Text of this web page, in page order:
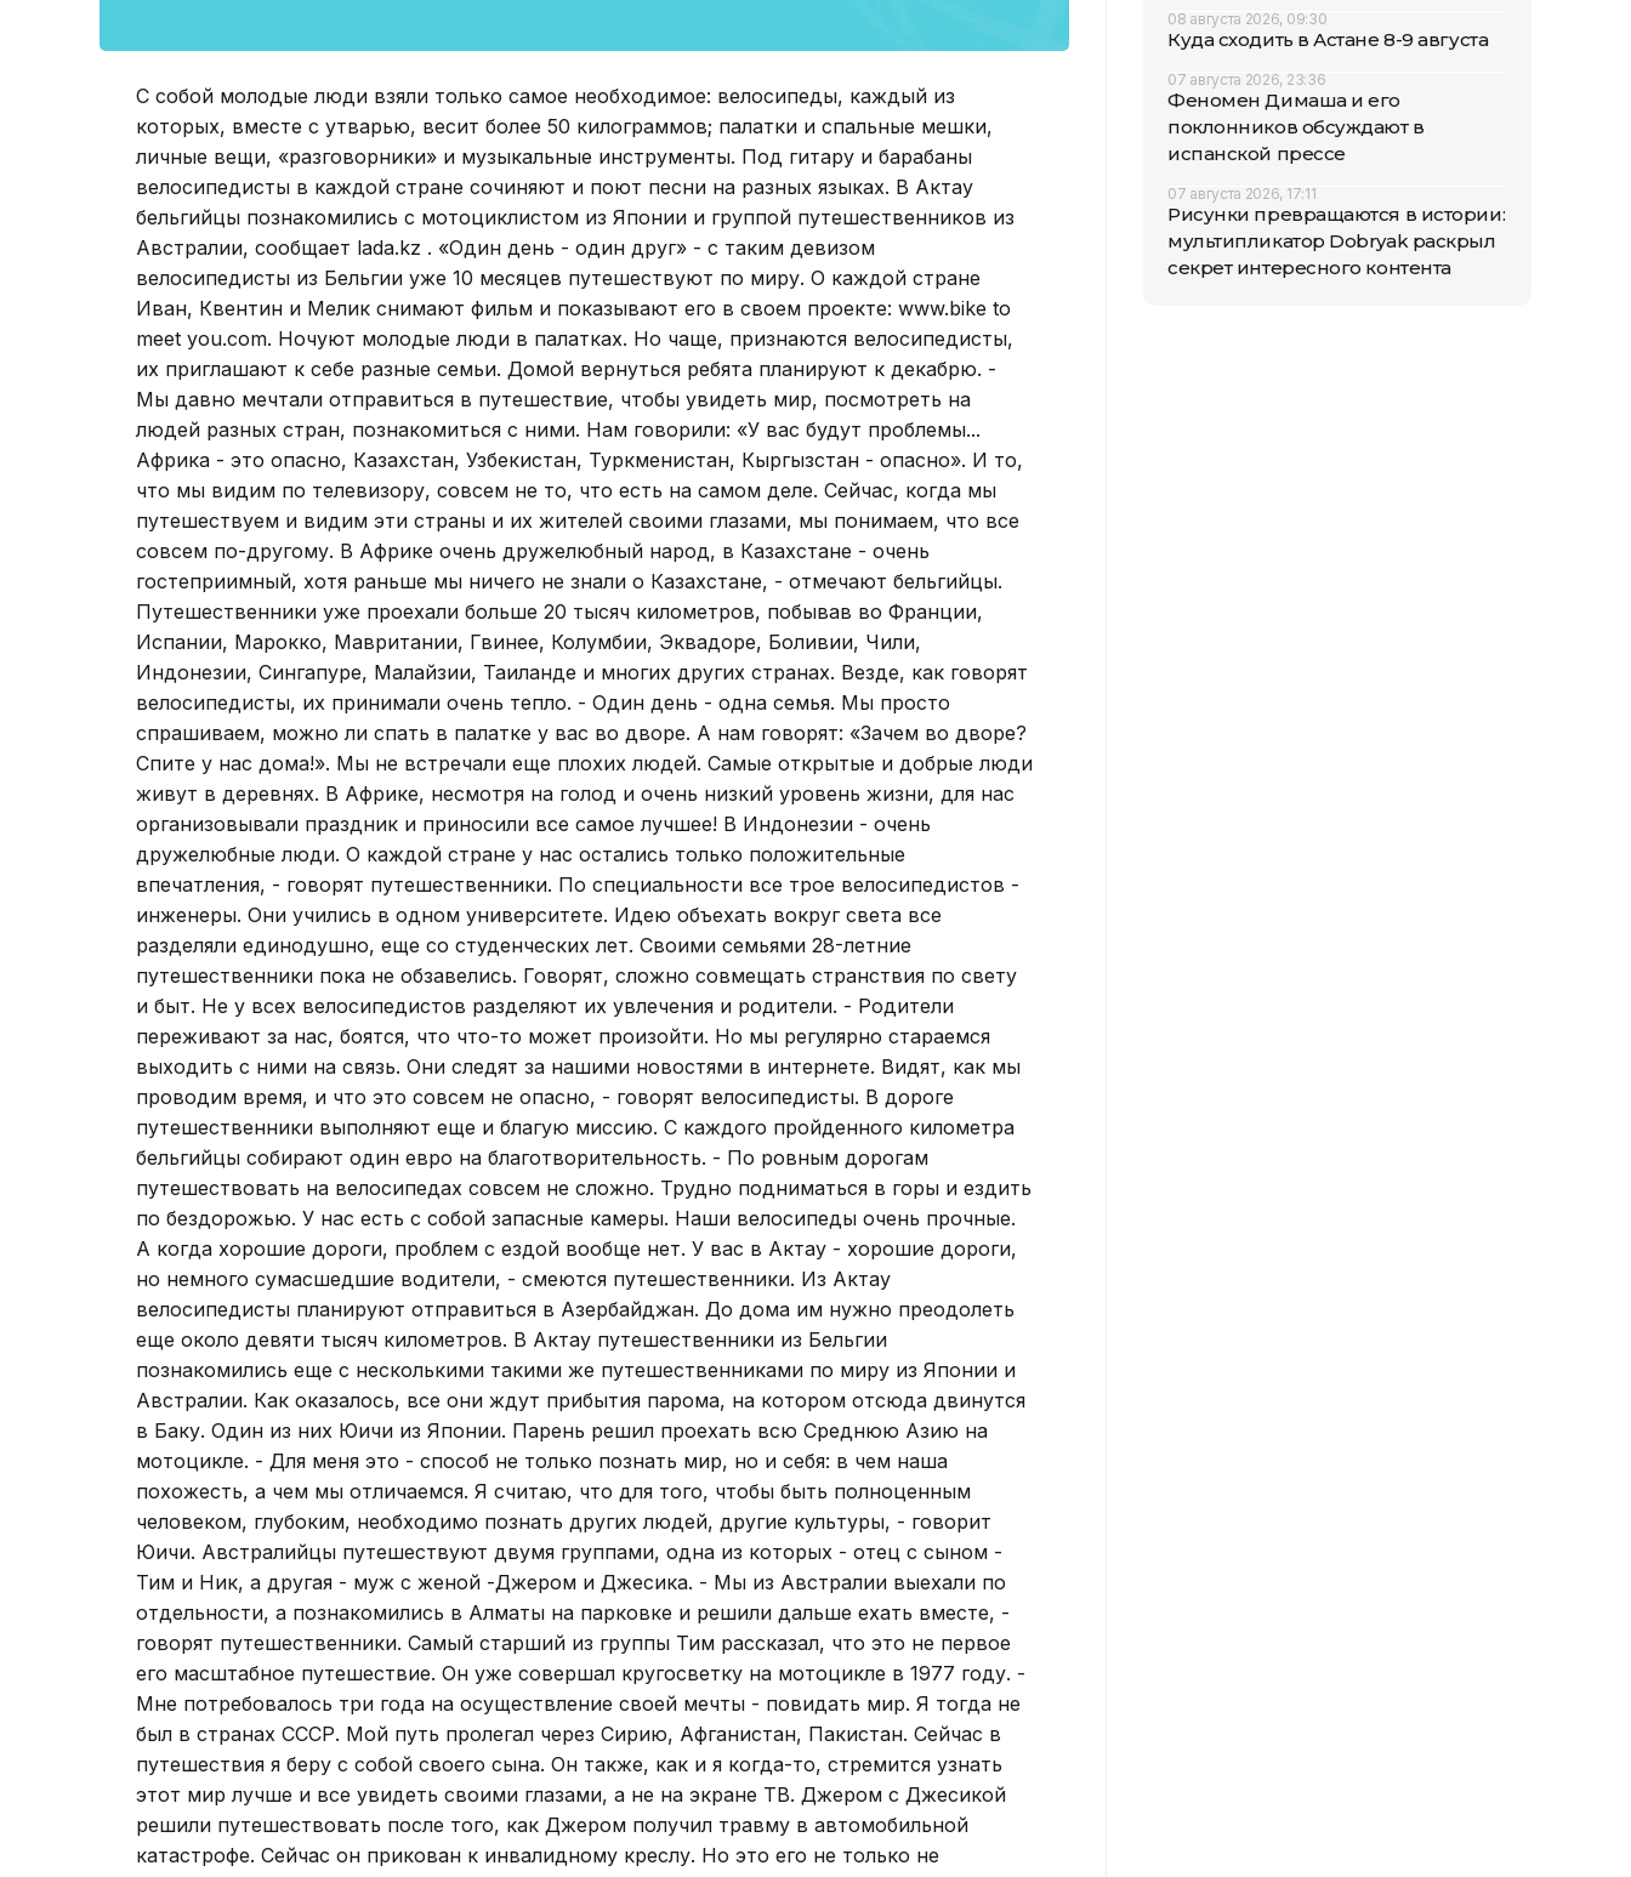
С собой молодые люди взяли только самое необходимое: велосипеды, каждый из
которых, вместе с утварью, весит более 50 килограммов; палатки и спальные мешки,
личные вещи, «разговорники» и музыкальные инструменты. Под гитару и барабаны
велосипедисты в каждой стране сочиняют и поют песни на разных языках. В Актау
бельгийцы познакомились с мотоциклистом из Японии и группой путешественников из
Австралии, сообщает lada.kz . «Один день - один друг» - с таким девизом
велосипедисты из Бельгии уже 10 месяцев путешествуют по миру. О каждой стране
Иван, Квентин и Мелик снимают фильм и показывают его в своем проекте: www.bike to
meet you.com. Ночуют молодые люди в палатках. Но чаще, признаются велосипедисты,
их приглашают к себе разные семьи. Домой вернуться ребята планируют к декабрю. -
Мы давно мечтали отправиться в путешествие, чтобы увидеть мир, посмотреть на
людей разных стран, познакомиться с ними. Нам говорили: «У вас будут проблемы...
Африка - это опасно, Казахстан, Узбекистан, Туркменистан, Кыргызстан - опасно». И то,
что мы видим по телевизору, совсем не то, что есть на самом деле. Сейчас, когда мы
путешествуем и видим эти страны и их жителей своими глазами, мы понимаем, что все
совсем по-другому. В Африке очень дружелюбный народ, в Казахстане - очень
гостеприимный, хотя раньше мы ничего не знали о Казахстане, - отмечают бельгийцы.
Путешественники уже проехали больше 20 тысяч километров, побывав во Франции,
Испании, Марокко, Мавритании, Гвинее, Колумбии, Эквадоре, Боливии, Чили,
Индонезии, Сингапуре, Малайзии, Таиланде и многих других странах. Везде, как говорят
велосипедисты, их принимали очень тепло. - Один день - одна семья. Мы просто
спрашиваем, можно ли спать в палатке у вас во дворе. А нам говорят: «Зачем во дворе?
Спите у нас дома!». Мы не встречали еще плохих людей. Самые открытые и добрые люди
живут в деревнях. В Африке, несмотря на голод и очень низкий уровень жизни, для нас
организовывали праздник и приносили все самое лучшее! В Индонезии - очень
дружелюбные люди. О каждой стране у нас остались только положительные
впечатления, - говорят путешественники. По специальности все трое велосипедистов -
инженеры. Они учились в одном университете. Идею объехать вокруг света все
разделяли единодушно, еще со студенческих лет. Своими семьями 28-летние
путешественники пока не обзавелись. Говорят, сложно совмещать странствия по свету
и быт. Не у всех велосипедистов разделяют их увлечения и родители. - Родители
переживают за нас, боятся, что что-то может произойти. Но мы регулярно стараемся
выходить с ними на связь. Они следят за нашими новостями в интернете. Видят, как мы
проводим время, и что это совсем не опасно, - говорят велосипедисты. В дороге
путешественники выполняют еще и благую миссию. С каждого пройденного километра
бельгийцы собирают один евро на благотворительность. - По ровным дорогам
путешествовать на велосипедах совсем не сложно. Трудно подниматься в горы и ездить
по бездорожью. У нас есть с собой запасные камеры. Наши велосипеды очень прочные.
А когда хорошие дороги, проблем с ездой вообще нет. У вас в Актау - хорошие дороги,
но немного сумасшедшие водители, - смеются путешественники. Из Актау
велосипедисты планируют отправиться в Азербайджан. До дома им нужно преодолеть
еще около девяти тысяч километров. В Актау путешественники из Бельгии
познакомились еще с несколькими такими же путешественниками по миру из Японии и
Австралии. Как оказалось, все они ждут прибытия парома, на котором отсюда двинутся
в Баку. Один из них Юичи из Японии. Парень решил проехать всю Среднюю Азию на
мотоцикле. - Для меня это - способ не только познать мир, но и себя: в чем наша
похожесть, а чем мы отличаемся. Я считаю, что для того, чтобы быть полноценным
человеком, глубоким, необходимо познать других людей, другие культуры, - говорит
Юичи. Австралийцы путешествуют двумя группами, одна из которых - отец с сыном -
Тим и Ник, а другая - муж с женой -Джером и Джесика. - Мы из Австралии выехали по
отдельности, а познакомились в Алматы на парковке и решили дальше ехать вместе, -
говорят путешественники. Самый старший из группы Тим рассказал, что это не первое
его масштабное путешествие. Он уже совершал кругосветку на мотоцикле в 1977 году. -
Мне потребовалось три года на осуществление своей мечты - повидать мир. Я тогда не
был в странах СССР. Мой путь пролегал через Сирию, Афганистан, Пакистан. Сейчас в
путешествия я беру с собой своего сына. Он также, как и я когда-то, стремится узнать
этот мир лучше и все увидеть своими глазами, а не на экране ТВ. Джером с Джесикой
решили путешествовать после того, как Джером получил травму в автомобильной
катастрофе. Сейчас он прикован к инвалидному креслу. Но это его не только не
08 августа 2026, 09:30
Куда сходить в Астане 8-9 августа
07 августа 2026, 23:36
Феномен Димаша и его
поклонников обсуждают в
испанской прессе
07 августа 2026, 17:11
Рисунки превращаются в истории:
мультипликатор Dobryak раскрыл
секрет интересного контента